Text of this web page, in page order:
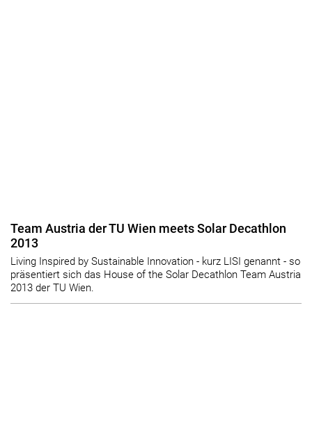
Team Austria der TU Wien meets Solar Decathlon
2013
Living Inspired by Sustainable Innovation - kurz LISI genannt - so
präsentiert sich das House of the Solar Decathlon Team Austria
2013 der TU Wien.